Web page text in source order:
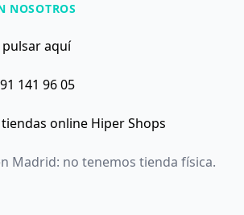
NOSOTROS
pulsar aquí
91 141 96 05
online Hiper Shops
Madrid: no tenemos tienda física.